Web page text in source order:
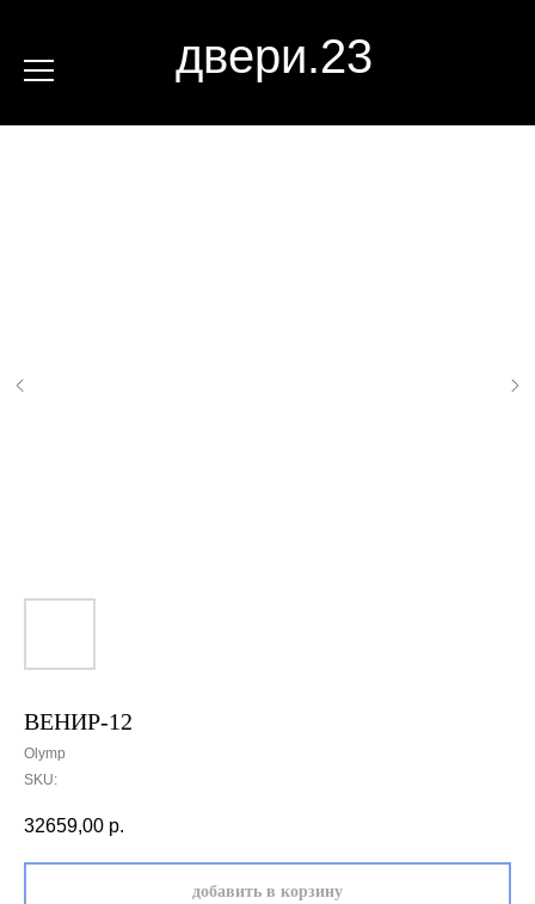
двери.23
ВЕНИР-12
Olymp
SKU:
32659,00 р.
добавить в корзину